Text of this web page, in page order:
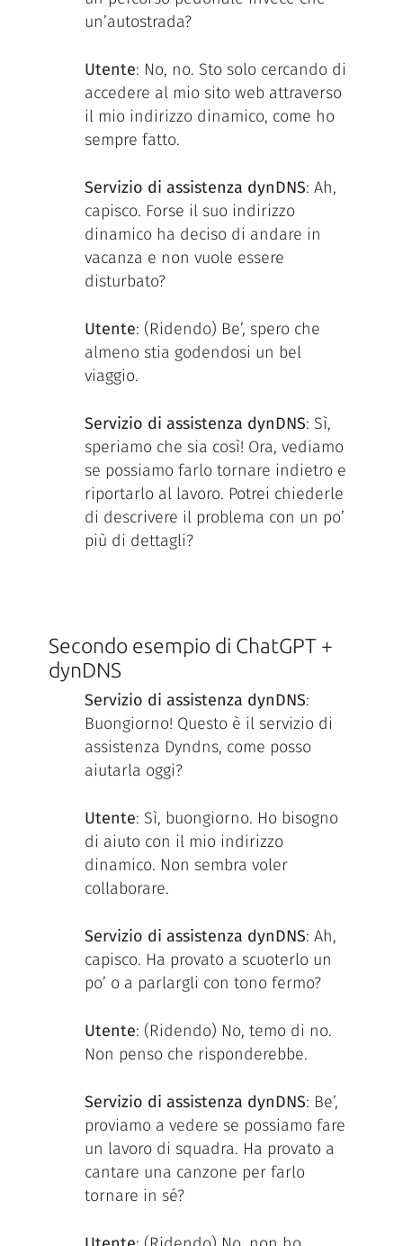
un’autostrada?
Utente: No, no. Sto solo cercando di
accedere al mio sito web attraverso
il mio indirizzo dinamico, come ho
sempre fatto.
Servizio di assistenza dynDNS: Ah,
capisco. Forse il suo indirizzo
dinamico ha deciso di andare in
vacanza e non vuole essere
disturbato?
Utente: (Ridendo) Be’, spero che
almeno stia godendosi un bel
viaggio.
Servizio di assistenza dynDNS: Sì,
speriamo che sia così! Ora, vediamo
se possiamo farlo tornare indietro e
riportarlo al lavoro. Potrei chiederle
di descrivere il problema con un po’
più di dettagli?
Secondo esempio di ChatGPT +
dynDNS
Servizio di assistenza dynDNS:
Buongiorno! Questo è il servizio di
assistenza Dyndns, come posso
aiutarla oggi?
Utente: Sì, buongiorno. Ho bisogno
di aiuto con il mio indirizzo
dinamico. Non sembra voler
collaborare.
Servizio di assistenza dynDNS: Ah,
capisco. Ha provato a scuoterlo un
po’ o a parlargli con tono fermo?
Utente: (Ridendo) No, temo di no.
Non penso che risponderebbe.
Servizio di assistenza dynDNS: Be’,
proviamo a vedere se possiamo fare
un lavoro di squadra. Ha provato a
cantare una canzone per farlo
tornare in sé?